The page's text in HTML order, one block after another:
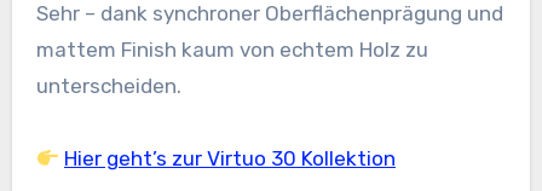
Sehr – dank synchroner Oberflächenprägung und
mattem Finish kaum von echtem Holz zu
unterscheiden.
Hier geht’s zur Virtuo 30 Kollektion